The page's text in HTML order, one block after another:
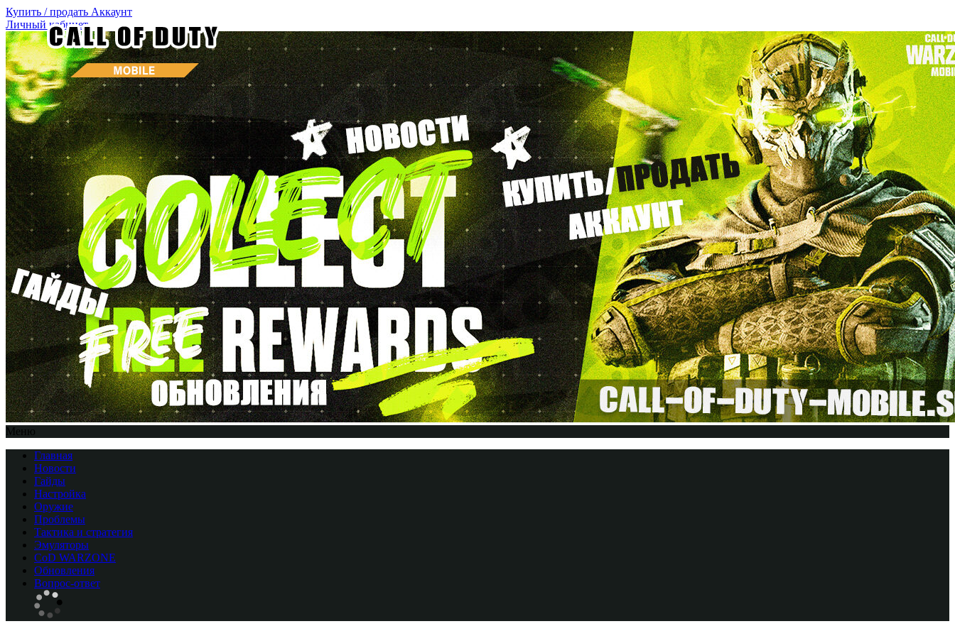
Купить / продать Аккаунт
Личный кабинет
Меню
Главная
Новости
Гайды
Настройка
Оружие
Проблемы
Тактика и стратегия
Эмуляторы
CоD WARZONE
Обновления
Вопрос-ответ